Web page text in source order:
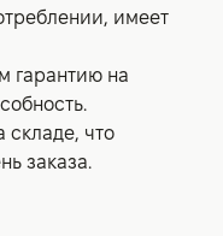
имеет
гарантию на
складе, что
заказа.